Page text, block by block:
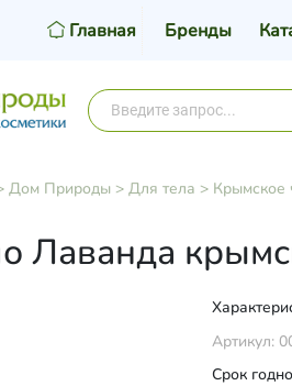
Главная Бренды
Дом Природы> Для тела > Крымское
Лаванда
Артикул:
Срок